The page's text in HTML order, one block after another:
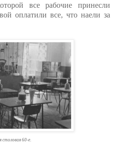
все рабочие принесли
оплатили все, что наели за
столовая 60-е.